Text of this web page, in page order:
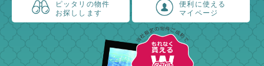
ピッタリの物件
お探しします
便利に使える
マイページ